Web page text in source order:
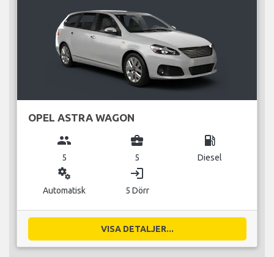
OPEL ASTRA WAGON
group
5
business_center
5
local_gas_station
Diesel
miscellaneous_services
Automatisk
login
5 Dörr
VISA DETALJER...